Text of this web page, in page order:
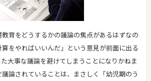
育をどうするかの議論の焦点があるはずなの
をやればいいんだ」という意見が前面に出る
大事な議論を避けてしまうことになりかねま
論されていることは、まさしく「幼児期のう